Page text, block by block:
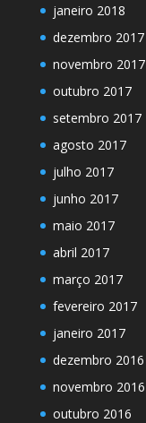
janeiro 2018
dezembro 2017
novembro 2017
outubro 2017
setembro 2017
agosto 2017
julho 2017
junho 2017
maio 2017
abril 2017
março 2017
fevereiro 2017
janeiro 2017
dezembro 2016
novembro 2016
outubro 2016